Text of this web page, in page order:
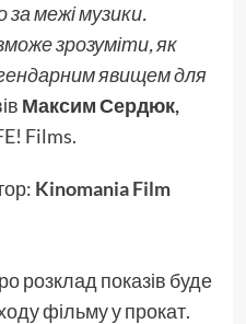
межі музики.
зрозуміти, як
явищем для
Максим Сердюк,
Films.
Kinomania Film
розклад показів буде
фільму у прокат.